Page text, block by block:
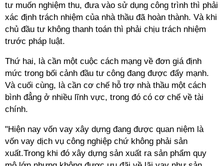
tư muốn nghiệm thu, đưa vào sử dụng công trình thì phải
xác định trách nhiệm của nhà thầu đã hoàn thành. Và khi
chủ đầu tư không thanh toán thì phải chịu trách nhiệm
trước pháp luật.
Thứ hai, là cần một cuộc cách mạng về đơn giá định
mức trong bối cảnh đầu tư công đang được đẩy mạnh.
Và cuối cùng, là cần cơ chế hỗ trợ nhà thầu một cách
bình đẳng ở nhiều lĩnh vực, trong đó có cơ chế về tài
chính.
"Hiện nay vốn vay xây dựng đang được quan niệm là
vốn vay dịch vụ công nghiệp chứ không phải sản
xuất.Trong khi đó xây dựng sản xuất ra sản phẩm quy